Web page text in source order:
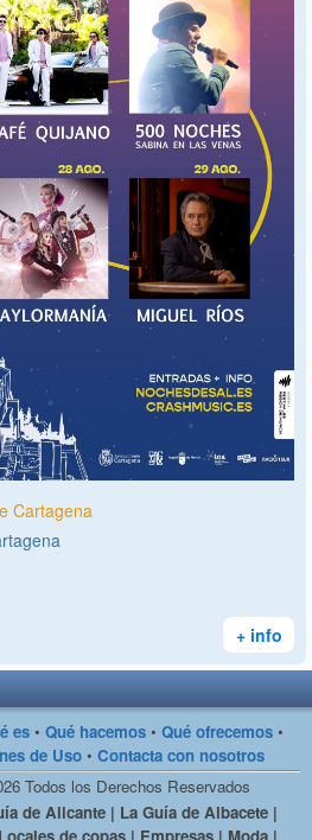
Cartagena
+ info
es• Qué hacemos• Qué ofrecemos•
de Uso• Contacta con nosotros
Todos los Derechos Reservados
de Alicante | La Guía de Albacete |
de copas | Empresas | Moda |